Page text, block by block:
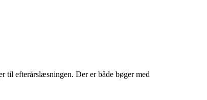
til efterårslæsningen. Der er både bøger med